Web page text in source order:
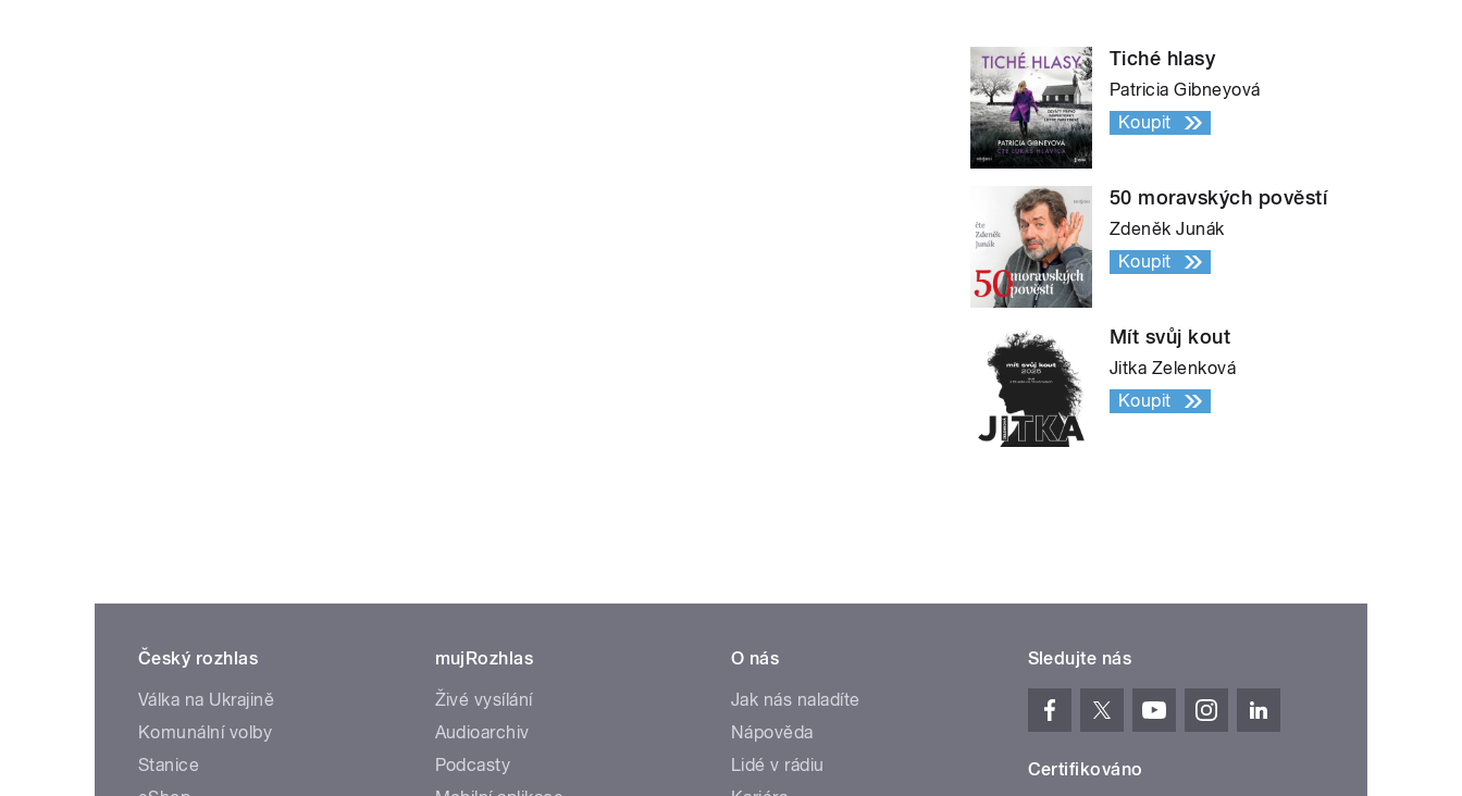
Tiché hlasy
Patricia Gibneyová
Koupit
50 moravských pověstí
Zdeněk Junák
Koupit
Mít svůj kout
Jitka Zelenková
Koupit
Český rozhlas
Válka na Ukrajině
Komunální volby
Stanice
mujRozhlas
Živé vysílání
Audioarchiv
Podcasty
O nás
Jak nás naladíte
Nápověda
Lidé v rádiu
Sledujte nás
Certifikováno